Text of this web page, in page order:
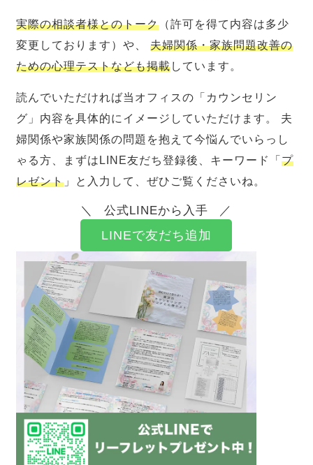
実際の相談者様とのトーク （許可を得て内容は多少
変更しております）や、夫婦関係・家族問題改善の
ための心理テストなども掲載しています。
読んでいただければ当オフィスの「カウンセリン
グ」内容を具体的にイメージしていただけます。 夫
婦関係や家族関係の問題を抱えて今悩んでいらっし
ゃる方、まずはLINE友だち登録後、キーワード「プ
レゼント 」と入力して、ぜひご覧くださいね。
公式LINEから入手
LINEで友だち追加